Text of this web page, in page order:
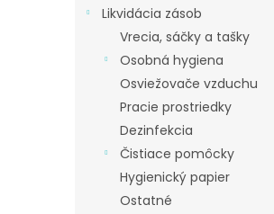
Likvidácia zásob
Vrecia, sáčky a tašky
Osobná hygiena
Osviežovače vzduchu
Pracie prostriedky
Dezinfekcia
Čistiace pomôcky
Hygienický papier
Ostatné